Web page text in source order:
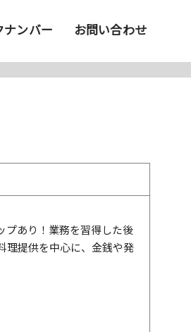
ナンバー お問い合わせ
プあり！業務を習得した後
理提供を中心に、金銭や発